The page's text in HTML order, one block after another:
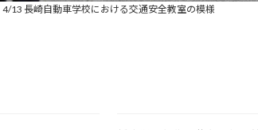
4/13 長崎自動車学校における交通安全教室の模様